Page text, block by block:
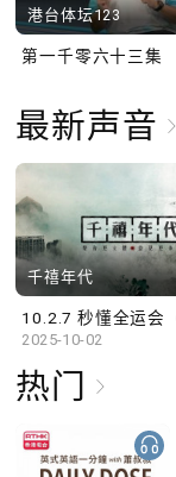
港台体坛123
第一千零六十三集
最新声音
千禧年代
2025-10-02
热门